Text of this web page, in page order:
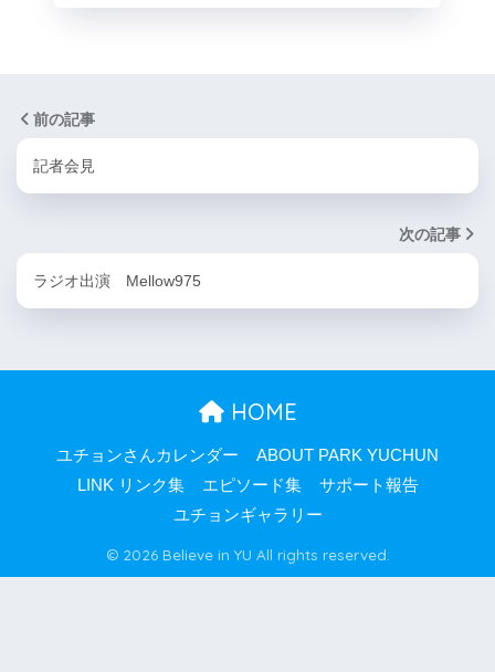
前の記事
記者会見
次の記事
ラジオ出演 Mellow975
HOME
ユチョンさんカレンダー
ABOUT PARK YUCHUN
LINK リンク集
エピソード集
サポート報告
ユチョンギャラリー
© 2026 Believe in YU All rights reserved.